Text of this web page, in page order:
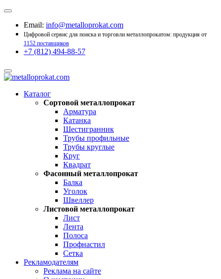
Email: info@metalloprokat.com
Цифровой сервис для поиска и торговли металлопрокатом: продукция от
1152 поставщиков
+7 (812) 494-88-57
Каталог
Сортовой металлопрокат
Арматура
Катанка
Шестигранник
Трубы профильные
Трубы круглые
Круг
Квадрат
Фасонный металлопрокат
Балка
Уголок
Швеллер
Листовой металлопрокат
Лист
Лента
Полоса
Профнастил
Сетка
Рекламодателям
Реклама на сайте